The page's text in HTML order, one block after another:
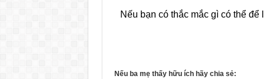
Nếu bạn có thắc mắc gì có thể để
Nếu ba mẹ thấy hữu ích hãy chia sẻ: